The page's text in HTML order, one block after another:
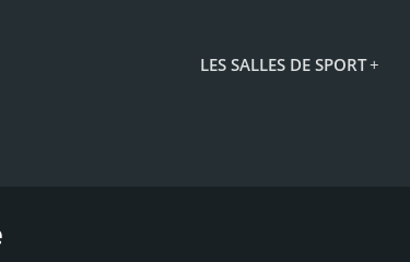
LES SALLES DE SPORT+